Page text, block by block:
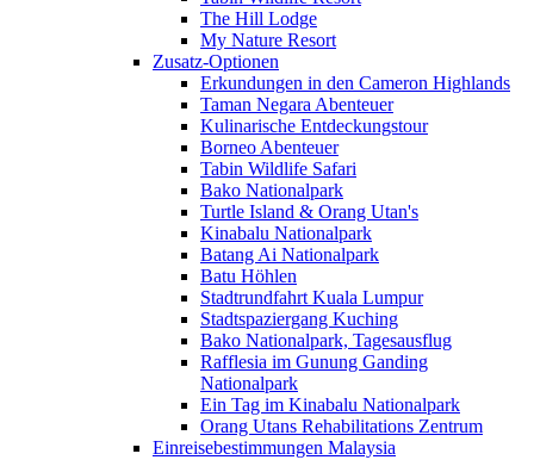
The Hill Lodge
My Nature Resort
Zusatz-Optionen
Erkundungen in den Cameron Highlands
Taman Negara Abenteuer
Kulinarische Entdeckungstour
Borneo Abenteuer
Tabin Wildlife Safari
Bako Nationalpark
Turtle Island & Orang Utan's
Kinabalu Nationalpark
Batang Ai Nationalpark
Batu Höhlen
Stadtrundfahrt Kuala Lumpur
Stadtspaziergang Kuching
Bako Nationalpark, Tagesausflug
Rafflesia im Gunung Ganding
Nationalpark
Ein Tag im Kinabalu Nationalpark
Orang Utans Rehabilitations Zentrum
Einreisebestimmungen Malaysia